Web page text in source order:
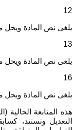
12
يلغى نص المادة ويحل
13
يلغى نص المادة ويحل
16
يلغى نص المادة ويحل
هذه المتابعة الحالية
التعديل وتستند،